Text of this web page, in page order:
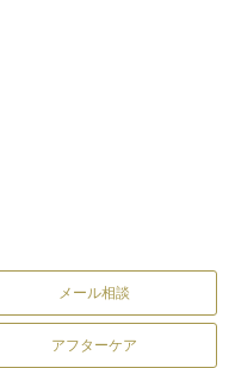
メール相談
アフターケア